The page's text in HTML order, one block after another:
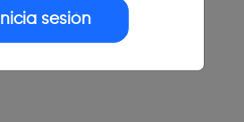
Inicia sesión